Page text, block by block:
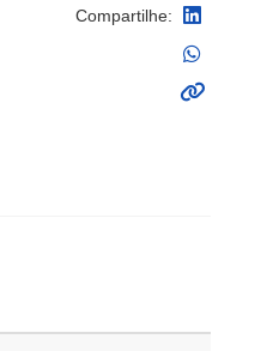
Compartilhe: